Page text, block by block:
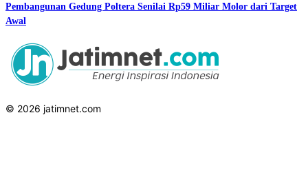
Pembangunan Gedung Poltera Senilai Rp59 Miliar Molor dari Target
Awal
© 2026 jatimnet.com